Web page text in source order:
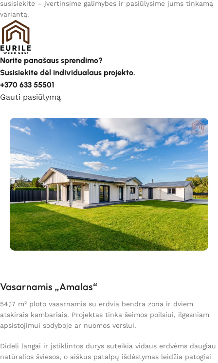
susisiekite – įvertinsime galimybes ir pasiūlysime jums tinkamą
variantą.
Norite panašaus sprendimo?
Susisiekite dėl individualaus projekto.
+370 633 55501
Gauti pasiūlymą
Vasarnamis „Amalas“
54,17 m² ploto vasarnamis su erdvia bendra zona ir dviem
atskirais kambariais. Projektas tinka šeimos poilsiui, ilgesniam
apsistojimui sodyboje ar nuomos verslui.
Dideli langai ir įstiklintos durys suteikia vidaus erdvėms daugiau
natūralios šviesos, o aiškus patalpų išdėstymas leidžia patogiai